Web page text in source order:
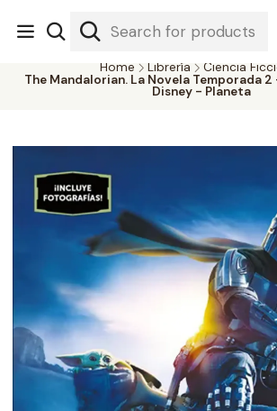
Nuestra librería - Serrano 317 local 3 - Limache.
#SomospartedelSietch
Home Librería
Ciencia
The Mandalorian. La Novela Temporada
Disney - Planeta